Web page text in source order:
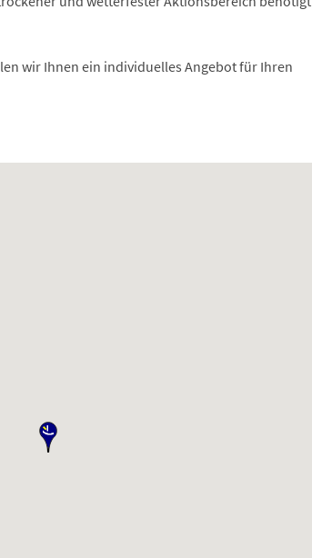
wir Ihnen ein individuelles Angebot für Ihren